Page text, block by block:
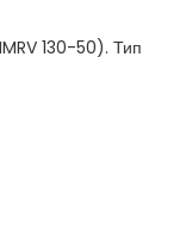
130-50). Тип